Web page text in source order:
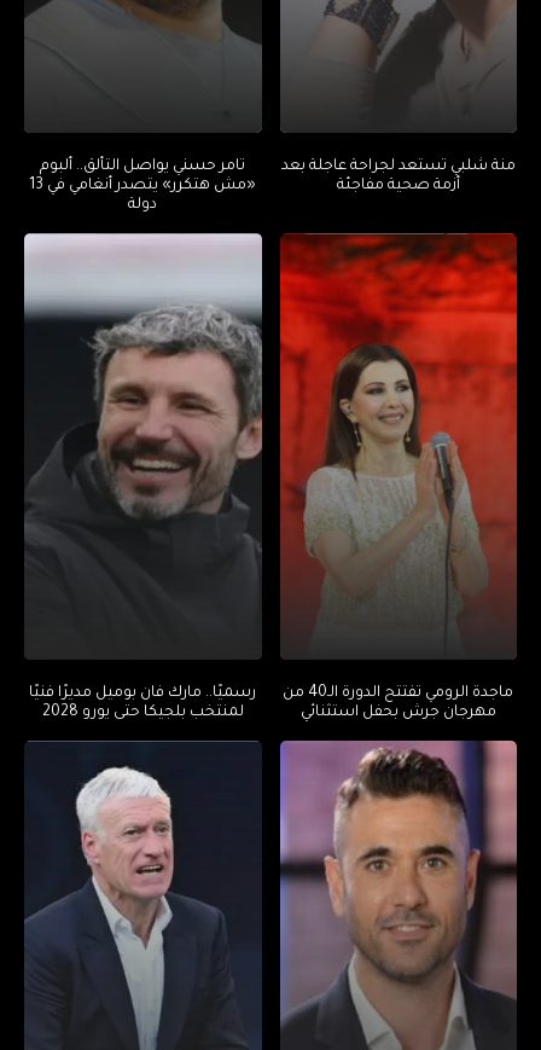
منة شلبي تستعد لجراحة عاجلة بعد
أزمة صحية مفاجئة
تامر حسني يواصل التألق.. ألبوم
«مش هتكرر» يتصدر أنغامي في 13
دولة
ماجدة الرومي تفتتح الدورة الـ40 من
مهرجان جرش بحفل استثنائي
رسميًا.. مارك فان بوميل مديرًا فنيًا
لمنتخب بلجيكا حتى يورو 2028